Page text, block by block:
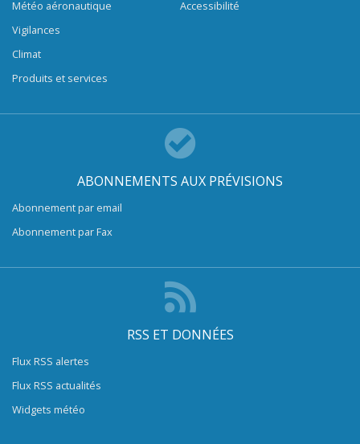
Météo aéronautique
Vigilances
Climat
Produits et services
Accessibilité
ABONNEMENTS AUX PRÉVISIONS
Abonnement par email
Abonnement par Fax
RSS ET DONNÉES
Flux RSS alertes
Flux RSS actualités
Widgets météo